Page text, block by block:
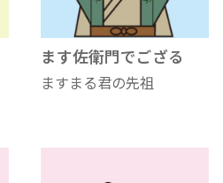
ます佐衛門でござる
ますまる君の先祖